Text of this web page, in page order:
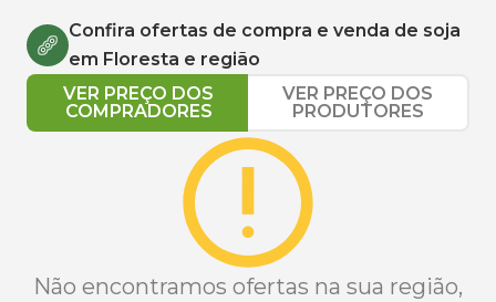
Confira ofertas de compra e venda de soja
em Floresta e região
VER PREÇO DOS
COMPRADORES
VER PREÇO DOS
PRODUTORES
Não encontramos ofertas na sua região,